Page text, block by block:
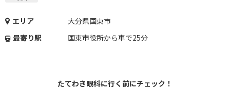
エリア
大分県国東市
最寄り駅
国東市役所から車で25分
たてわき眼科に行く前にチェック！